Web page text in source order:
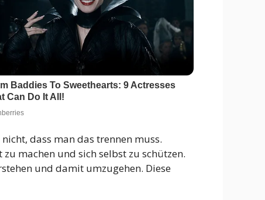
dass man das trennen muss.
machen und sich selbst zu schützen.
und damit umzugehen. Diese